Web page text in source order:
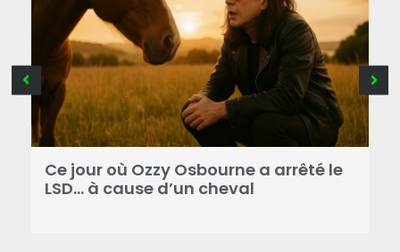
Ce jour où Ozzy Osbourne a arrêté le
LSD… à cause d’un cheval